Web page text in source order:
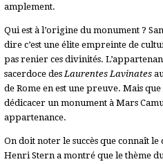
amplement.
Qui est à l’origine du monument ?
dire c’est une élite empreinte de
pas renier ces divinités.
sacerdoce desLaurentes Lavinates
de Rome en est une preuve. Mais
dédicacer un monument à Mars
appartenance.
On doit noter le succès que connaît
Henri Stern a montré que le thème